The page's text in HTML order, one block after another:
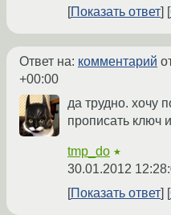
Показать ответ
Ответ на: комментарий
+00:00
да трудно. хочу
прописать ключ
tmp_do ★
30.01.2012
Показать ответ